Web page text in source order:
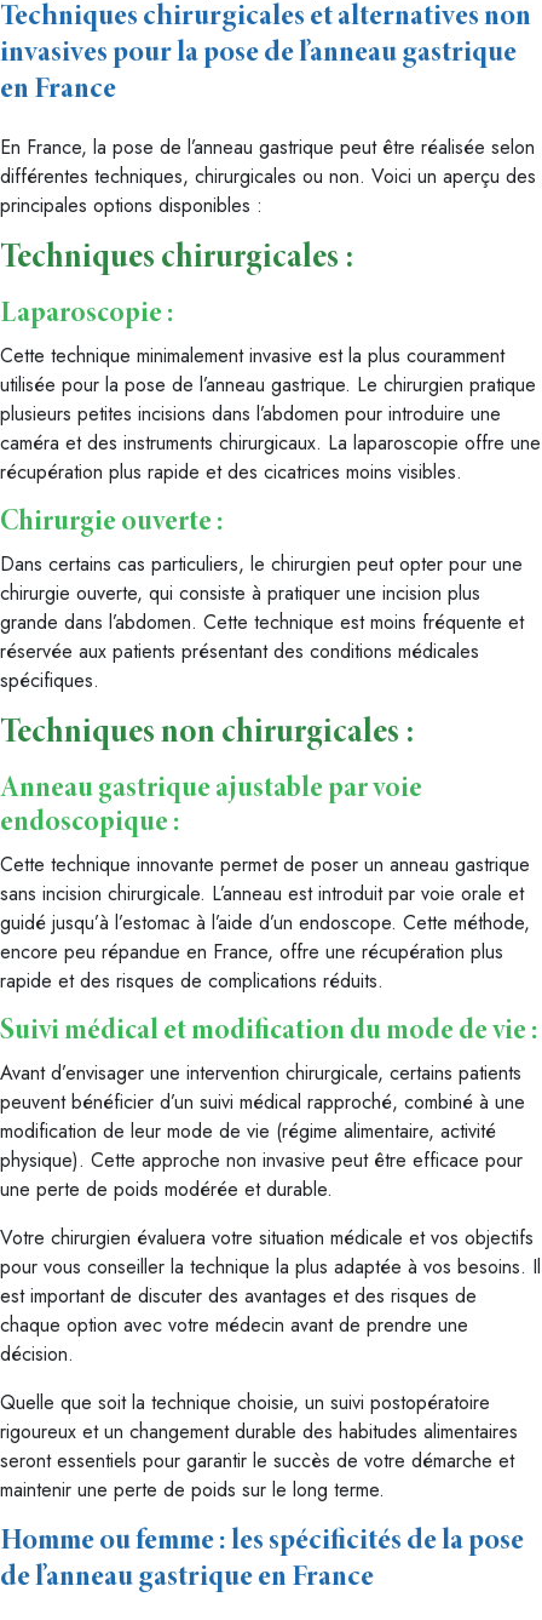
Techniques chirurgicales et alternatives non
invasives pour la pose de l’anneau gastrique
en France
En France, la pose de l’anneau gastrique peut être réalisée selon
différentes techniques, chirurgicales ou non. Voici un aperçu des
principales options disponibles :
Techniques chirurgicales :
Laparoscopie :
Cette technique minimalement invasive est la plus couramment
utilisée pour la pose de l’anneau gastrique. Le chirurgien pratique
plusieurs petites incisions dans l’abdomen pour introduire une
caméra et des instruments chirurgicaux. La laparoscopie offre une
récupération plus rapide et des cicatrices moins visibles.
Chirurgie ouverte :
Dans certains cas particuliers, le chirurgien peut opter pour une
chirurgie ouverte, qui consiste à pratiquer une incision plus
grande dans l’abdomen. Cette technique est moins fréquente et
réservée aux patients présentant des conditions médicales
spécifiques.
Techniques non chirurgicales :
Anneau gastrique ajustable par voie
endoscopique :
Cette technique innovante permet de poser un anneau gastrique
sans incision chirurgicale. L’anneau est introduit par voie orale et
guidé jusqu’à l’estomac à l’aide d’un endoscope. Cette méthode,
encore peu répandue en France, offre une récupération plus
rapide et des risques de complications réduits.
Suivi médical et modification du mode de vie :
Avant d’envisager une intervention chirurgicale, certains patients
peuvent bénéficier d’un suivi médical rapproché, combiné à une
modification de leur mode de vie (régime alimentaire, activité
physique). Cette approche non invasive peut être efficace pour
une perte de poids modérée et durable.
Votre chirurgien évaluera votre situation médicale et vos objectifs
pour vous conseiller la technique la plus adaptée à vos besoins. Il
est important de discuter des avantages et des risques de
chaque option avec votre médecin avant de prendre une
décision.
Quelle que soit la technique choisie, un suivi postopératoire
rigoureux et un changement durable des habitudes alimentaires
seront essentiels pour garantir le succès de votre démarche et
maintenir une perte de poids sur le long terme.
Homme ou femme : les spécificités de la pose
de l’anneau gastrique en France